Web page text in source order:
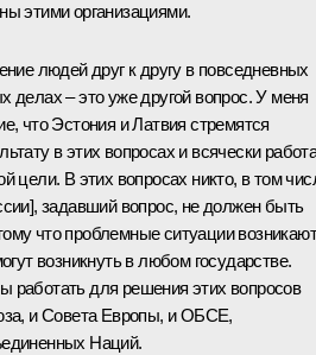
этими организациями.
людей друг к другу в повседневных
делах – это уже другой вопрос. У меня
что Эстония и Латвия стремятся
в этих вопросах и всячески
цели. В этих вопросах никто, в том
задавший вопрос, не должен быть
что проблемные ситуации возникают
возникнуть в любом государстве.
для решения этих вопросов
и Совета Европы, и ОБСЕ,
Наций.